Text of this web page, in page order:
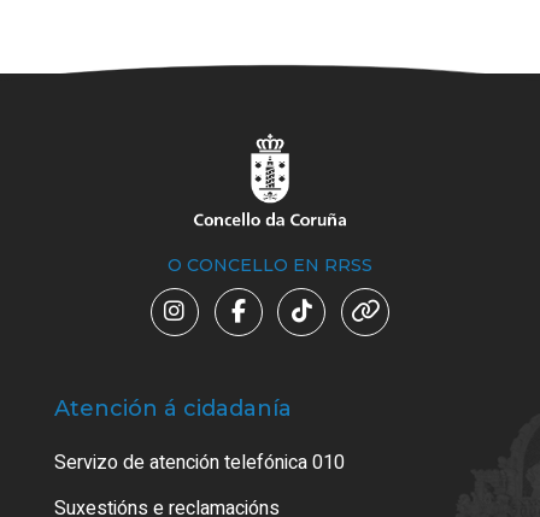
O CONCELLO EN RRSS
Atención á cidadanía
Servizo de atención telefónica 010
Suxestións e reclamacións